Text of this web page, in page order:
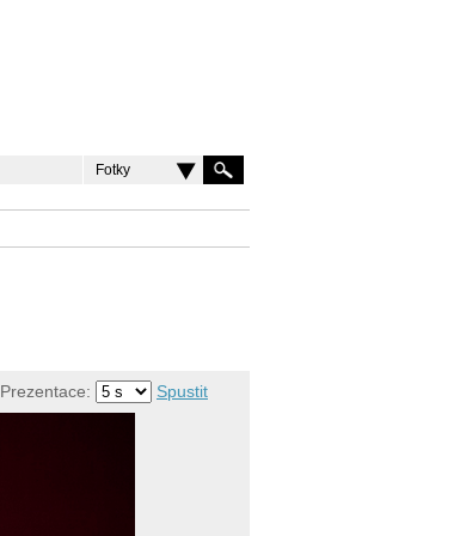
Fotky
Prezentace: Spustit